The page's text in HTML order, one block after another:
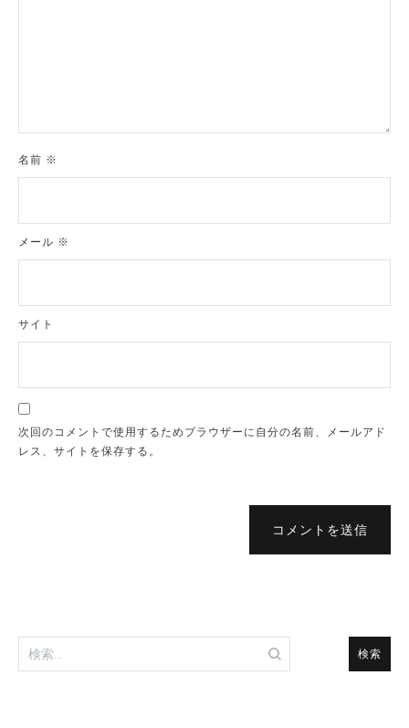
名前 ※
メール ※
サイト
次回のコメントで使用するためブラウザーに自分の名前、メールアド
レス、サイトを保存する。
コメントを送信
検
索: